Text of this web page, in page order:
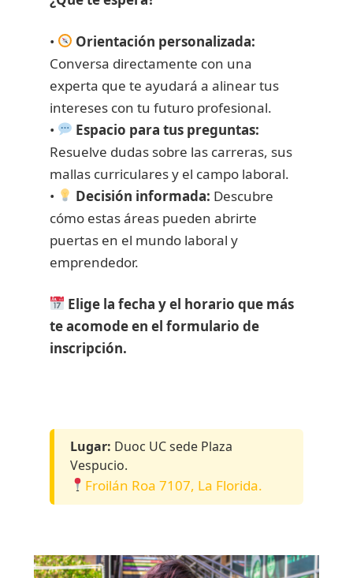
•
Orientación personalizada:
Conversa directamente con una
experta que te ayudará a alinear tus
intereses con tu futuro profesional.
•
Espacio para tus preguntas:
Resuelve dudas sobre las carreras, sus
mallas curriculares y el campo laboral.
•
Decisión informada: Descubre
cómo estas áreas pueden abrirte
puertas en el mundo laboral y
emprendedor.
Elige la fecha y el horario que más
te acomode en el formulario de
inscripción.
Lugar: Duoc UC sede Plaza
Vespucio.
Froilán Roa 7107, La Florida.